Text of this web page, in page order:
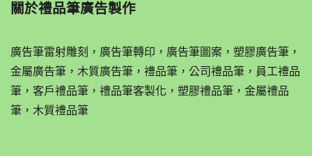
關於禮品筆廣告製作
廣告筆雷射雕刻，廣告筆轉印，廣告筆圖案，塑膠廣告筆，
金屬廣告筆，木質廣告筆，禮品筆，公司禮品筆，員工禮品
筆，客戶禮品筆，禮品筆客製化，塑膠禮品筆，金屬禮品
筆，木質禮品筆